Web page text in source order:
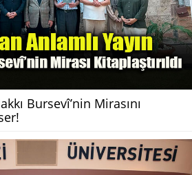
Bursevî’nin Mirasını